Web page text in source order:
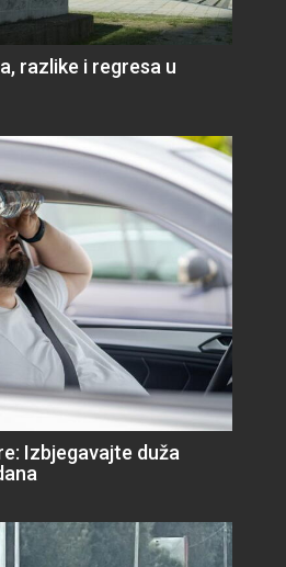
razlike i regresa u
Izbjegavajte duža